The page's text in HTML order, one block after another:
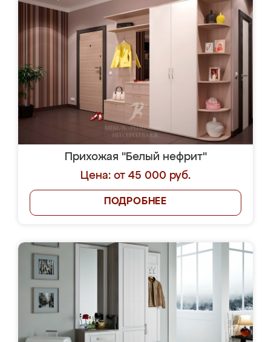
Прихожая "Белый нефрит"
Цена: от 45 000 руб.
ПОДРОБНЕЕ